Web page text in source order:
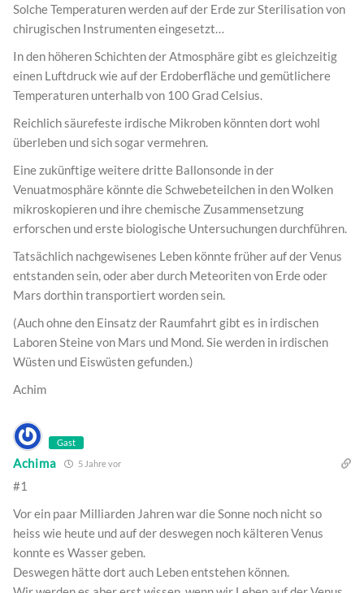
Solche Temperaturen werden auf der Erde zur Sterilisation von
chirugischen Instrumenten eingesetzt…
In den höheren Schichten der Atmosphäre gibt es gleichzeitig
einen Luftdruck wie auf der Erdoberfläche und gemütlichere
Temperaturen unterhalb von 100 Grad Celsius.
Reichlich säurefeste irdische Mikroben könnten dort wohl
überleben und sich sogar vermehren.
Eine zukünftige weitere dritte Ballonsonde in der
Venuatmosphäre könnte die Schwebeteilchen in den Wolken
mikroskopieren und ihre chemische Zusammensetzung
erforschen und erste biologische Untersuchungen durchführen.
Tatsächlich nachgewisenes Leben könnte früher auf der Venus
entstanden sein, oder aber durch Meteoriten von Erde oder
Mars dorthin transportiert worden sein.
(Auch ohne den Einsatz der Raumfahrt gibt es in irdischen
Laboren Steine von Mars und Mond. Sie werden in irdischen
Wüsten und Eiswüsten gefunden.)
Achim
Gast
Achima 5 Jahre vor
#1
Vor ein paar Milliarden Jahren war die Sonne noch nicht so
heiss wie heute und auf der deswegen noch kälteren Venus
konnte es Wasser geben.
Deswegen hätte dort auch Leben entstehen können.